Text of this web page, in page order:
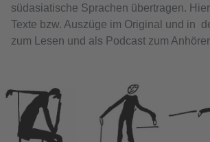
südasiatische Sprachen übertragen.
Texte bzw. Auszüge im Original und in
zum Lesen und als Podcast zum